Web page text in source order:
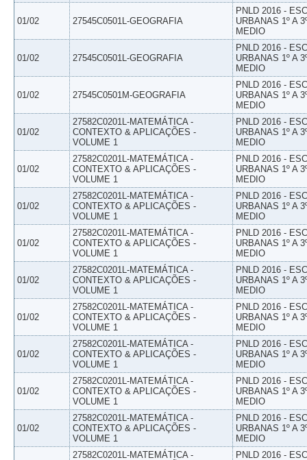
01/02 27545C0501L-GEOGRAFIA
PNLD 2016 -
URBANAS 1º A
MEDIO
01/02 27545C0501L-GEOGRAFIA
PNLD 2016 -
URBANAS 1º A
MEDIO
01/02 27545C0501M-GEOGRAFIA
PNLD 2016 -
URBANAS 1º A
MEDIO
01/02
27582C0201L-MATEMÁTICA -
CONTEXTO & APLICAÇÕES -
VOLUME 1
PNLD 2016 -
URBANAS 1º A
MEDIO
01/02
27582C0201L-MATEMÁTICA -
CONTEXTO & APLICAÇÕES -
VOLUME 1
PNLD 2016 -
URBANAS 1º A
MEDIO
01/02
27582C0201L-MATEMÁTICA -
CONTEXTO & APLICAÇÕES -
VOLUME 1
PNLD 2016 -
URBANAS 1º A
MEDIO
01/02
27582C0201L-MATEMÁTICA -
CONTEXTO & APLICAÇÕES -
VOLUME 1
PNLD 2016 -
URBANAS 1º A
MEDIO
01/02
27582C0201L-MATEMÁTICA -
CONTEXTO & APLICAÇÕES -
VOLUME 1
PNLD 2016 -
URBANAS 1º A
MEDIO
01/02
27582C0201L-MATEMÁTICA -
CONTEXTO & APLICAÇÕES -
VOLUME 1
PNLD 2016 -
URBANAS 1º A
MEDIO
01/02
27582C0201L-MATEMÁTICA -
CONTEXTO & APLICAÇÕES -
VOLUME 1
PNLD 2016 -
URBANAS 1º A
MEDIO
01/02
27582C0201L-MATEMÁTICA -
CONTEXTO & APLICAÇÕES -
VOLUME 1
PNLD 2016 -
URBANAS 1º A
MEDIO
01/02
27582C0201L-MATEMÁTICA -
CONTEXTO & APLICAÇÕES -
VOLUME 1
PNLD 2016 -
URBANAS 1º A
MEDIO
27582C0201L-MATEMÁTICA -
PNLD 2016 -